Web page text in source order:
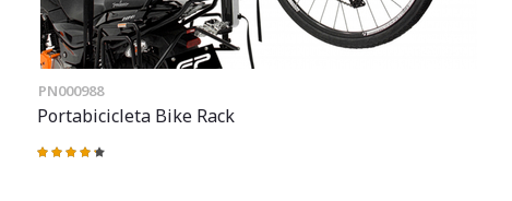
PN000988
Portabicicleta Bike Rack
Valoración: